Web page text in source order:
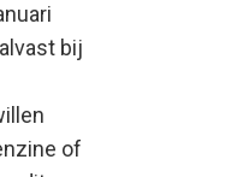
bij
of